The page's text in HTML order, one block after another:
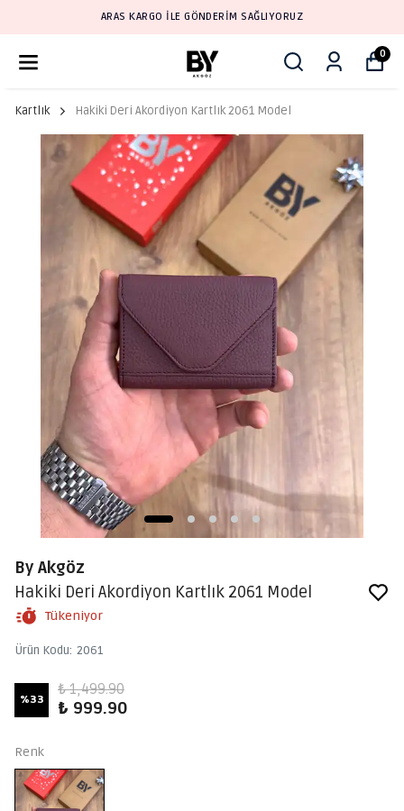
ARAS KARGO İLE GÖNDERİM SAĞLIYORUZ
0
Kartlık Hakiki Deri Akordiyon Kartlık 2061 Model
By Akgöz
Hakiki Deri Akordiyon Kartlık 2061 Model
Tükeniyor
Ürün Kodu: 2061
%33
₺ 1,499.90
₺ 999.90
Renk